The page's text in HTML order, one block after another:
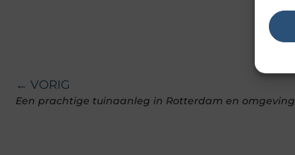
← VORIG
Een prachtige tuinaanleg in Rotterdam en omgeving